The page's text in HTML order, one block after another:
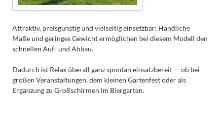
Attraktiv, preisgünstig und vielseitig einsetzbar: Handliche
Maße und geringes Gewicht ermöglichen bei diesem Modell den
schnellen Auf- und Abbau.
Dadurch ist Relax überall ganz spontan einsatzbereit — ob bei
großen Veranstaltungen, dem kleinen Gartenfest oder als
Ergänzung zu Großschirmen im Biergarten.